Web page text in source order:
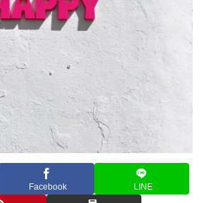
Facebook LINE